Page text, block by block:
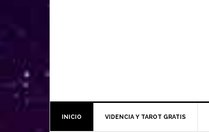
INICIO VIDENCIA Y TAROT GRATIS